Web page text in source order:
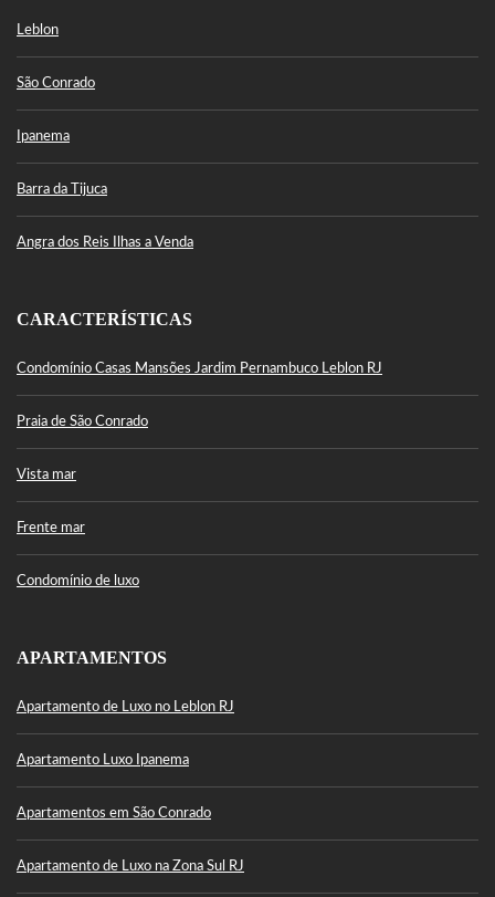
Leblon
São Conrado
Ipanema
Barra da Tijuca
Angra dos Reis Ilhas a Venda
CARACTERÍSTICAS
Condomínio Casas Mansões Jardim Pernambuco Leblon RJ
Praia de São Conrado
Vista mar
Frente mar
Condomínio de luxo
APARTAMENTOS
Apartamento de Luxo no Leblon RJ
Apartamento Luxo Ipanema
Apartamentos em São Conrado
Apartamento de Luxo na Zona Sul RJ